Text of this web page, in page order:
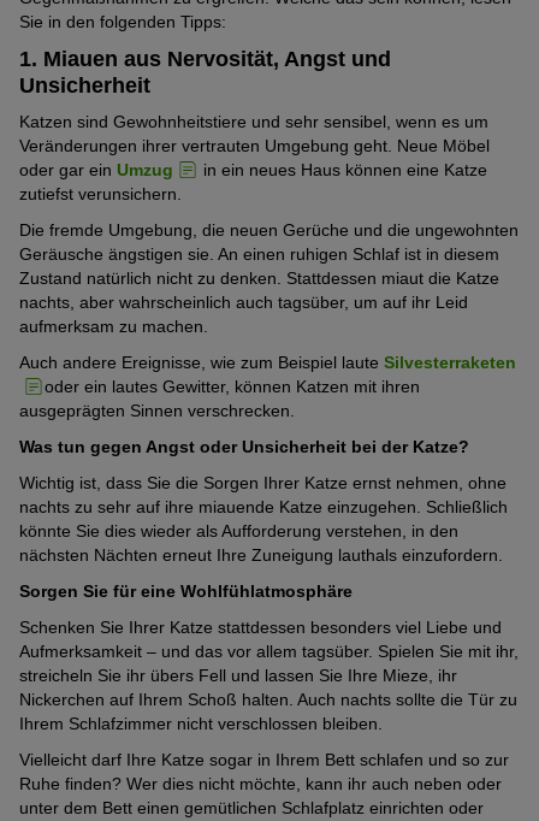
Sie in den folgenden Tipps:
1. Miauen aus Nervosität, Angst und
Unsicherheit
Katzen sind Gewohnheitstiere und sehr sensibel, wenn es um
Veränderungen ihrer vertrauten Umgebung geht. Neue Möbel
oder gar ein Umzug
in ein neues Haus können eine Katze
zutiefst verunsichern.
Die fremde Umgebung, die neuen Gerüche und die ungewohnten
Geräusche ängstigen sie. An einen ruhigen Schlaf ist in diesem
Zustand natürlich nicht zu denken. Stattdessen miaut die Katze
nachts, aber wahrscheinlich auch tagsüber, um auf ihr Leid
aufmerksam zu machen.
Auch andere Ereignisse, wie zum Beispiel laute Silvesterraketen
oder ein lautes Gewitter, können Katzen mit ihren
ausgeprägten Sinnen verschrecken.
Was tun gegen Angst oder Unsicherheit bei der Katze?
Wichtig ist, dass Sie die Sorgen Ihrer Katze ernst nehmen, ohne
nachts zu sehr auf ihre miauende Katze einzugehen. Schließlich
könnte Sie dies wieder als Aufforderung verstehen, in den
nächsten Nächten erneut Ihre Zuneigung lauthals einzufordern.
Sorgen Sie für eine Wohlfühlatmosphäre
Schenken Sie Ihrer Katze stattdessen besonders viel Liebe und
Aufmerksamkeit – und das vor allem tagsüber. Spielen Sie mit ihr,
streicheln Sie ihr übers Fell und lassen Sie Ihre Mieze, ihr
Nickerchen auf Ihrem Schoß halten. Auch nachts sollte die Tür zu
Ihrem Schlafzimmer nicht verschlossen bleiben.
Vielleicht darf Ihre Katze sogar in Ihrem Bett schlafen und so zur
Ruhe finden? Wer dies nicht möchte, kann ihr auch neben oder
unter dem Bett einen gemütlichen Schlafplatz einrichten oder